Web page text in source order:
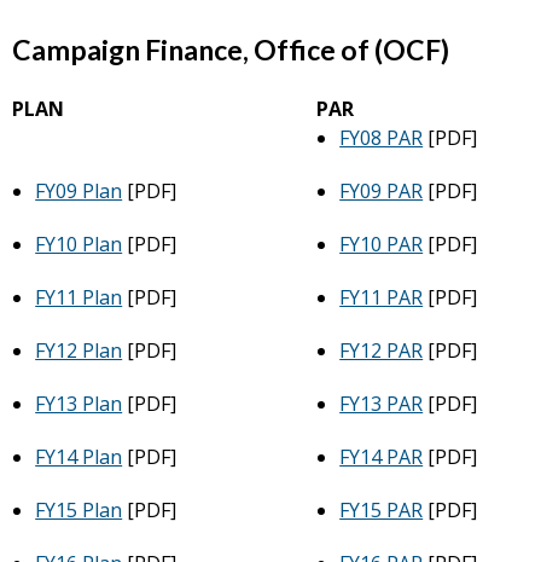
Campaign Finance, Office of (OCF)
PLAN
PAR
FY08 PAR [PDF]
FY09 Plan [PDF] FY09 PAR [PDF]
FY10 Plan [PDF] FY10 PAR [PDF]
FY11 Plan [PDF] FY11 PAR [PDF]
FY12 Plan [PDF] FY12 PAR [PDF]
FY13 Plan [PDF] FY13 PAR [PDF]
FY14 Plan [PDF] FY14 PAR [PDF]
FY15 Plan [PDF] FY15 PAR [PDF]